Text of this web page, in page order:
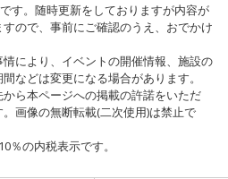
す。随時更新をしておりますが内容が
ので、事前にご確認のうえ、おでかけ
により、イベントの開催情報、施設の
などは変更になる場合があります。
ら本ページへの掲載の許諾をいただ
画像の無断転載(二次使用)は禁止で
の内税表示です。